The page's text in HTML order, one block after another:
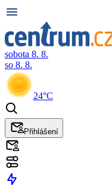
sobota 8. 8.
so 8. 8.
24°C
Přihlášení